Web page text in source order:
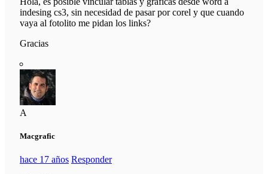
indesing cs3, sin necesidad de pasar por corel y que cuando
vaya al fotolito me pidan los links?
Gracias
A
Macgrafic
hace 17 años Responder